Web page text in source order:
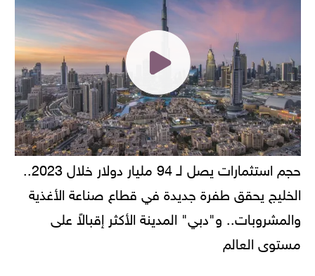
حجم استثمارات يصل لـ 94 مليار دولار خلال 2023..
الخليج يحقق طفرة جديدة في قطاع صناعة الأغذية
والمشروبات.. و"دبي" المدينة الأكثر إقبالاً على
مستوى العالم